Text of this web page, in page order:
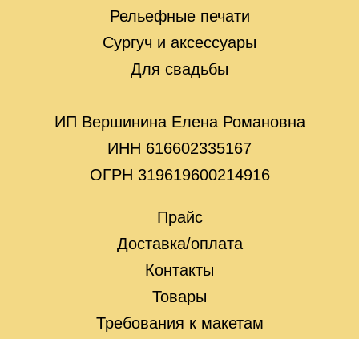
Рельефные печати
Сургуч и аксессуары
Для свадьбы
ИП Вершинина Елена Романовна
ИНН 616602335167
ОГРН 319619600214916
Прайс
Доставка/оплата
Контакты
Товары
Требования к макетам